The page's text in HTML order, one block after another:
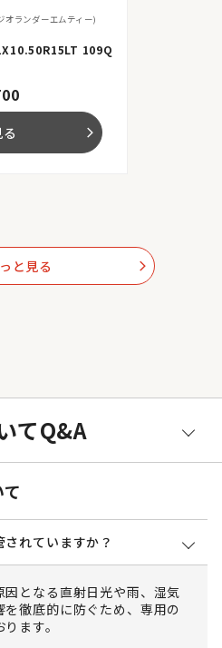
ランダーエムティー)
109Q
arrow_forward_ios
と見る arrow_forward_ios
てQ&A
れていますか？
となる直射日光や雨、湿気
徹底的に防ぐため、専用の
ます。